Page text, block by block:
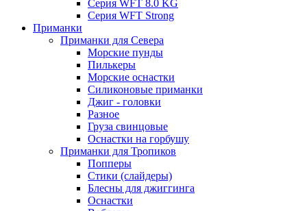
Серия WFT 8.0 KG
Серия WFT Strong
Приманки
Приманки для Севера
Морские пунды
Пилькеры
Морские оснастки
Силиконовые приманки
Джиг - головки
Разное
Груза свинцовые
Оснастки на горбушу
Приманки для Тропиков
Попперы
Стики (слайдеры)
Блесны для джиггинга
Оснастки